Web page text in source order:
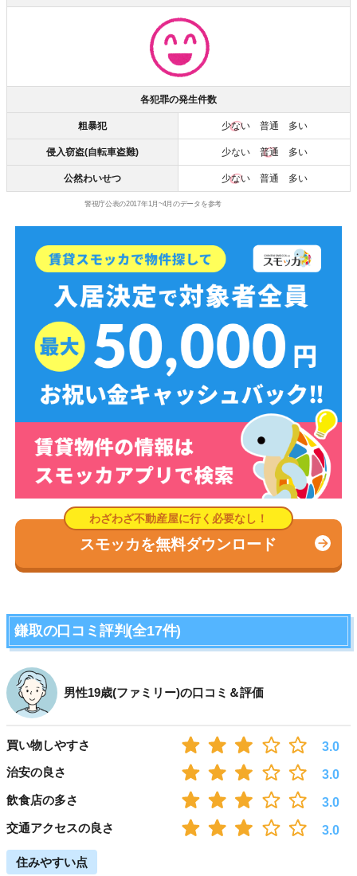
各犯罪の発生件数
粗暴犯 少ない普通 多い
侵入窃盗(自転車盗難) 少ない 普通 多い
公然わいせつ 少ない普通 多い
警視庁公表の2017年1月~4月のデータを参考
スモッカを無料ダウンロード
鎌取の口コミ評判(全17件)
男性19歳(ファミリー)の口コミ＆評価
買い物しやすさ
3.0
治安の良さ
3.0
飲食店の多さ
3.0
交通アクセスの良さ
3.0
住みやすい点